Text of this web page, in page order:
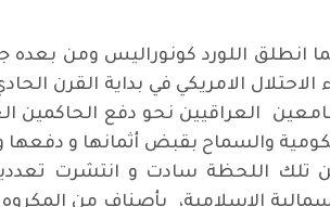
انطلق اللورد كونوراليس ومن بعده
الاحتلال الامريكي في بداية
العراقيين نحو دفع الحاكمين
والسماح بقبض أثمانها و دفعها
تلك اللحظة سادت و انتشرت تعددية
الإسلامية، بأصناف من